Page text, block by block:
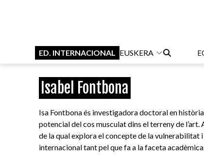
ED. INTERNACIONAL EUSKERA
Isabel Fontbona
Isa Fontbona és investigadora doctoral en
potencial del cos musculat dins el terreny de
de la qual explora el concepte de la vulnerabilitat
internacional tant pel que fa a la faceta